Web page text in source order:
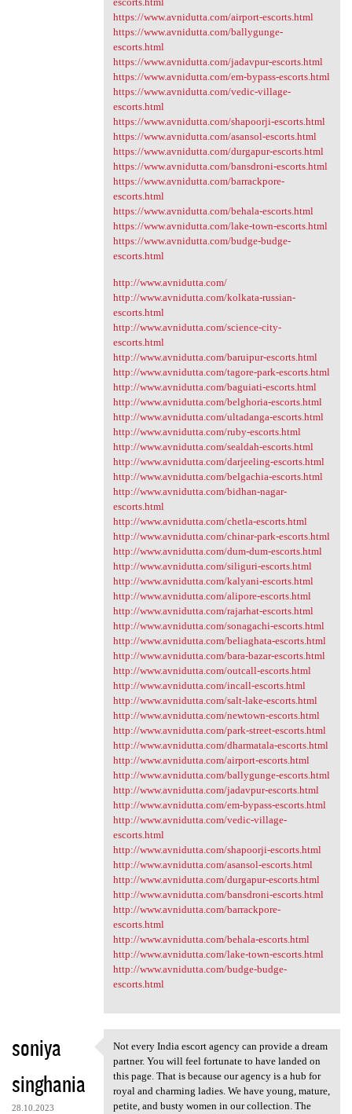
https://www.avnidutta.com/airport-escorts.html
https://www.avnidutta.com/ballygunge-
escorts.html
https://www.avnidutta.com/jadavpur-escorts.html
https://www.avnidutta.com/em-bypass-escorts.html
https://www.avnidutta.com/vedic-village-
escorts.html
https://www.avnidutta.com/shapoorji-escorts.html
https://www.avnidutta.com/asansol-escorts.html
https://www.avnidutta.com/durgapur-escorts.html
https://www.avnidutta.com/bansdroni-escorts.html
https://www.avnidutta.com/barrackpore-
escorts.html
https://www.avnidutta.com/behala-escorts.html
https://www.avnidutta.com/lake-town-escorts.html
https://www.avnidutta.com/budge-budge-
escorts.html
http://www.avnidutta.com/
http://www.avnidutta.com/kolkata-russian-
escorts.html
http://www.avnidutta.com/science-city-
escorts.html
http://www.avnidutta.com/baruipur-escorts.html
http://www.avnidutta.com/tagore-park-escorts.html
http://www.avnidutta.com/baguiati-escorts.html
http://www.avnidutta.com/belghoria-escorts.html
http://www.avnidutta.com/ultadanga-escorts.html
http://www.avnidutta.com/ruby-escorts.html
http://www.avnidutta.com/sealdah-escorts.html
http://www.avnidutta.com/darjeeling-escorts.html
http://www.avnidutta.com/belgachia-escorts.html
http://www.avnidutta.com/bidhan-nagar-
escorts.html
http://www.avnidutta.com/chetla-escorts.html
http://www.avnidutta.com/chinar-park-escorts.html
http://www.avnidutta.com/dum-dum-escorts.html
http://www.avnidutta.com/siliguri-escorts.html
http://www.avnidutta.com/kalyani-escorts.html
http://www.avnidutta.com/alipore-escorts.html
http://www.avnidutta.com/rajarhat-escorts.html
http://www.avnidutta.com/sonagachi-escorts.html
http://www.avnidutta.com/beliaghata-escorts.html
http://www.avnidutta.com/bara-bazar-escorts.html
http://www.avnidutta.com/outcall-escorts.html
http://www.avnidutta.com/incall-escorts.html
http://www.avnidutta.com/salt-lake-escorts.html
http://www.avnidutta.com/newtown-escorts.html
http://www.avnidutta.com/park-street-escorts.html
http://www.avnidutta.com/dharmatala-escorts.html
http://www.avnidutta.com/airport-escorts.html
http://www.avnidutta.com/ballygunge-escorts.html
http://www.avnidutta.com/jadavpur-escorts.html
http://www.avnidutta.com/em-bypass-escorts.html
http://www.avnidutta.com/vedic-village-
escorts.html
http://www.avnidutta.com/shapoorji-escorts.html
http://www.avnidutta.com/asansol-escorts.html
http://www.avnidutta.com/durgapur-escorts.html
http://www.avnidutta.com/bansdroni-escorts.html
http://www.avnidutta.com/barrackpore-
escorts.html
http://www.avnidutta.com/behala-escorts.html
http://www.avnidutta.com/lake-town-escorts.html
http://www.avnidutta.com/budge-budge-
escorts.html
soniya
singhania
28.10.2023
Not every India escort agency
Not every India escort agency can provide a dream
partner. You will feel fortunate to have landed on
this page. That is because our agency is a hub for
royal and charming ladies. We have young, mature,
petite, and busty women in our collection. The